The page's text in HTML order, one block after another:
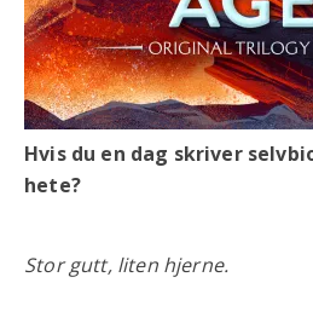
Hvis du en dag skriver
hete?
Stor gutt, liten hjerne.